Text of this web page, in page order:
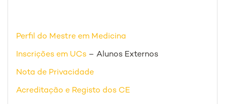
Perfil do Mestre em Medicina
Inscrições em UCs – Alunos Externos
Nota de Privacidade
Acreditação e Registo dos CE